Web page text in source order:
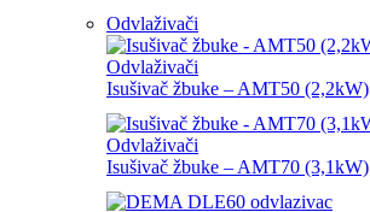
Odvlaživači
Odvlaživači
Isušivač žbuke – AMT50 (2,2kW)
Odvlaživači
Isušivač žbuke – AMT70 (3,1kW)